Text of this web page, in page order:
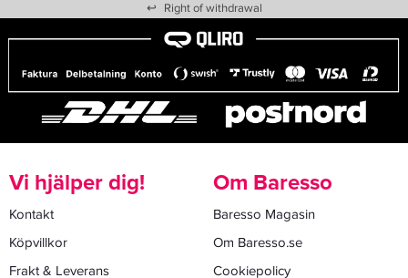
↩ Right of withdrawal
Vi hjälper dig!
Kontakt
Köpvillkor
Frakt & Leverans
Om Baresso
Baresso Magasin
Om Baresso.se
Cookiepolicy